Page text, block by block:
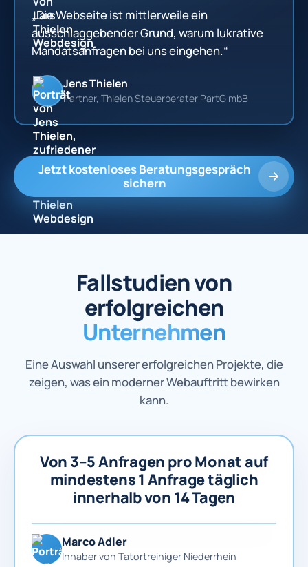
„Die Webseite ist mittlerweile ein
ausschlaggebender Grund, warum lukrative
Mandatsanfragen bei uns eingehen.“
Jens Thielen
Partner, Thielen Steuerberater PartG mbB
Jetzt kostenloses Beratungsgespräch
sichern
Fallstudien von
erfolgreichen
Unternehmen
Eine Auswahl unserer erfolgreichen Projekte, die
zeigen, was ein moderner Webauftritt bewirken
kann.
Von 3–5 Anfragen pro Monat auf
mindestens 1 Anfrage täglich
innerhalb von 14 Tagen
Marco Adler
Inhaber von Tatortreiniger Niederrhein